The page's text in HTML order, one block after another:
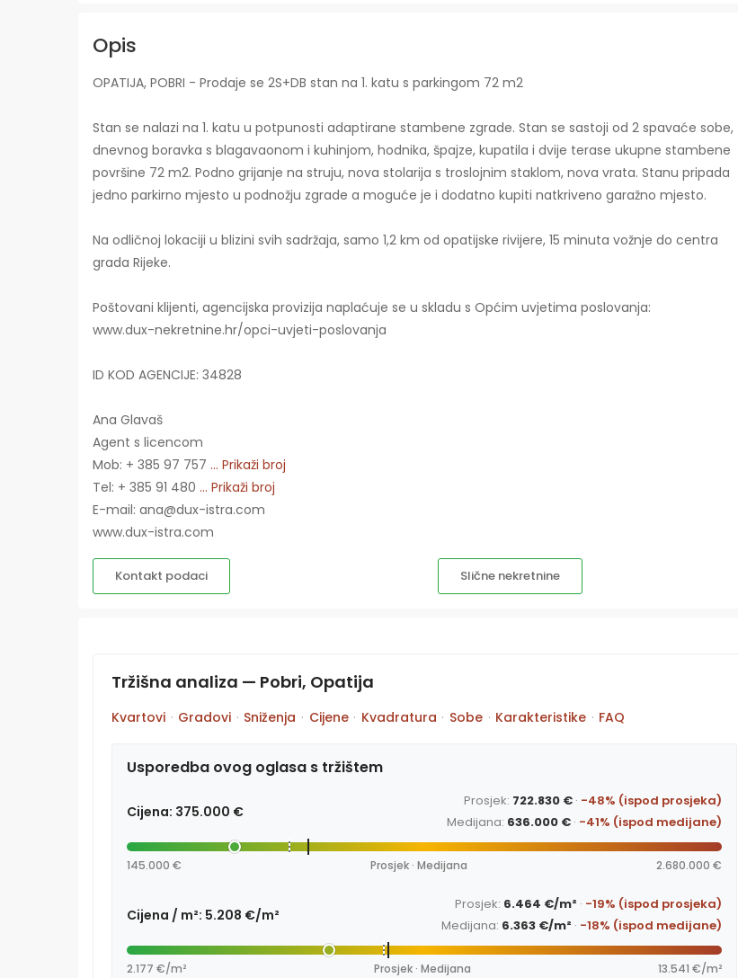
Opis
OPATIJA, POBRI - Prodaje se 2S+DB stan na 1. katu s parkingom 72 m2
Stan se nalazi na 1. katu u potpunosti adaptirane stambene zgrade. Stan se sastoji od 2 spavaće sobe,
dnevnog boravka s blagavaonom i kuhinjom, hodnika, špajze, kupatila i dvije terase ukupne stambene
površine 72 m2. Podno grijanje na struju, nova stolarija s troslojnim staklom, nova vrata. Stanu pripada
jedno parkirno mjesto u podnožju zgrade a moguće je i dodatno kupiti natkriveno garažno mjesto.
Na odličnoj lokaciji u blizini svih sadržaja, samo 1,2 km od opatijske rivijere, 15 minuta vožnje do centra
grada Rijeke.
Poštovani klijenti, agencijska provizija naplaćuje se u skladu s Općim uvjetima poslovanja:
www.dux-nekretnine.hr/opci-uvjeti-poslovanja
ID KOD AGENCIJE: 34828
Ana Glavaš
Agent s licencom
Mob: + 385 97 757 ... Prikaži broj
Tel: + 385 91 480 ... Prikaži broj
E-mail: ana@dux-istra.com
www.dux-istra.com
Kontakt podaci Slične nekretnine
Tržišna analiza — Pobri, Opatija
Kvartovi · Gradovi · Sniženja · Cijene · Kvadratura · Sobe · Karakteristike · FAQ
Usporedba ovog oglasa s tržištem
Cijena: 375.000 €
Prosjek: 722.830 € · -48% (ispod prosjeka)
Medijana: 636.000 € · -41% (ispod medijane)
145.000 € Prosjek · Medijana 2.680.000 €
Cijena / m²: 5.208 €/m²
Prosjek: 6.464 €/m² · -19% (ispod prosjeka)
Medijana: 6.363 €/m² · -18% (ispod medijane)
2.177 €/m² Prosjek · Medijana 13.541 €/m²